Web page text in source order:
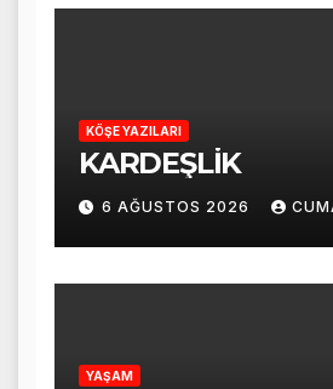
KÖŞE YAZILARI
KARDEŞLİK
6 AĞUSTOS 2026
YAŞAM